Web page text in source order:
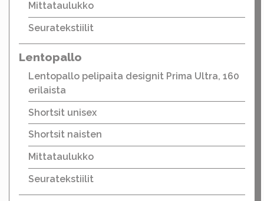
Mittataulukko
Seuratekstiilit
Lentopallo
Lentopallo pelipaita designit Prima Ultra, 160
erilaista
Shortsit unisex
Shortsit naisten
Mittataulukko
Seuratekstiilit